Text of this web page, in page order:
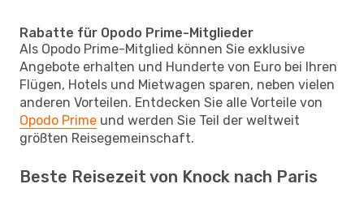
Rabatte für Opodo Prime-Mitglieder
Als Opodo Prime-Mitglied können Sie exklusive
Angebote erhalten und Hunderte von Euro bei Ihren
Flügen, Hotels und Mietwagen sparen, neben vielen
anderen Vorteilen. Entdecken Sie alle Vorteile von
Opodo Prime und werden Sie Teil der weltweit
größten Reisegemeinschaft.
Beste Reisezeit von Knock nach Paris